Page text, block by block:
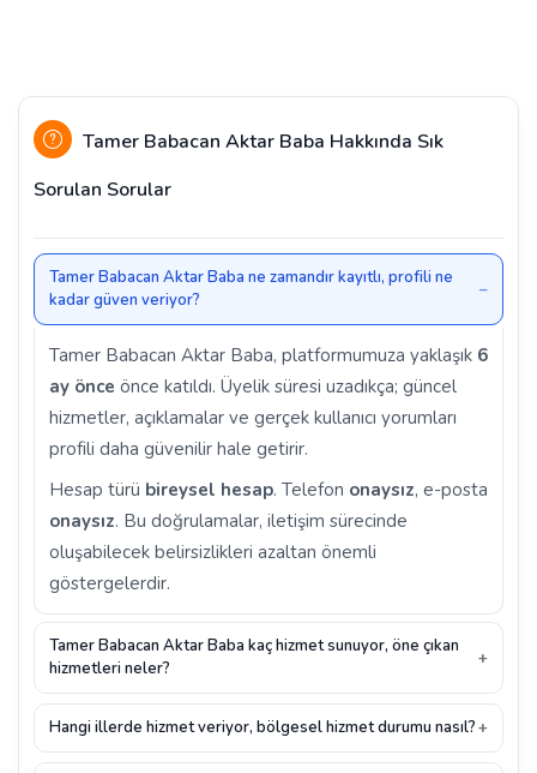
Tamer Babacan Aktar Baba Hakkında Sık
Sorulan Sorular
Tamer Babacan Aktar Baba ne zamandır kayıtlı, profili ne
kadar güven veriyor?
Tamer Babacan Aktar Baba, platformumuza yaklaşık 6
ay önce önce katıldı. Üyelik süresi uzadıkça; güncel
hizmetler, açıklamalar ve gerçek kullanıcı yorumları
profili daha güvenilir hale getirir.
Hesap türü bireysel hesap. Telefon onaysız, e-posta
onaysız. Bu doğrulamalar, iletişim sürecinde
oluşabilecek belirsizlikleri azaltan önemli
göstergelerdir.
Tamer Babacan Aktar Baba kaç hizmet sunuyor, öne çıkan
hizmetleri neler?
Hangi illerde hizmet veriyor, bölgesel hizmet durumu nasıl?